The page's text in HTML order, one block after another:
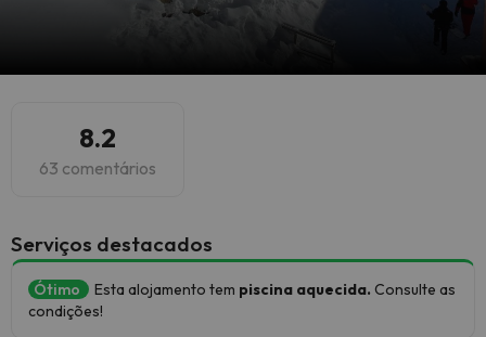
8.2
63 comentários
Serviços destacados
Ótimo Esta alojamento tem piscina aquecida. Consulte as
condições!